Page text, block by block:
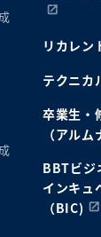
リカレン
テクニカ
卒業生・
（アルム
BBTビジ
インキュ
（BIC)